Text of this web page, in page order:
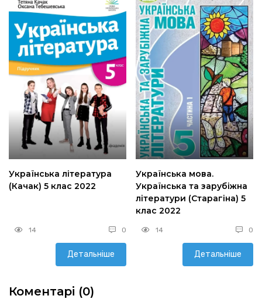
Українська література
(Качак) 5 клас 2022
14 0
Детальніше
Українська мова.
Українська та зарубіжна
літератури (Старагіна) 5
клас 2022
14 0
Детальніше
Коментарі (0)